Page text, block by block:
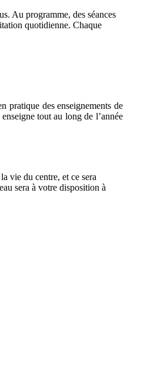
Au programme, des séances
quotidienne. Chaque
pratique des enseignements de
tout au long de l’année
vie du centre, et ce sera
sera à votre disposition à